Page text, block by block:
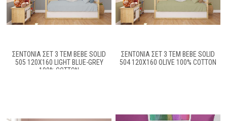
ΣΕΝΤΌΝΙΑ ΣΕΤ 3 ΤΕΜ BEBE SOLID
505 120X160 LIGHT BLUE-GREY
100% COTTON
ΣΕΝΤΌΝΙΑ ΣΕΤ 3 ΤΕΜ BEBE SOLID
504 120X160 OLIVE 100% COTTON